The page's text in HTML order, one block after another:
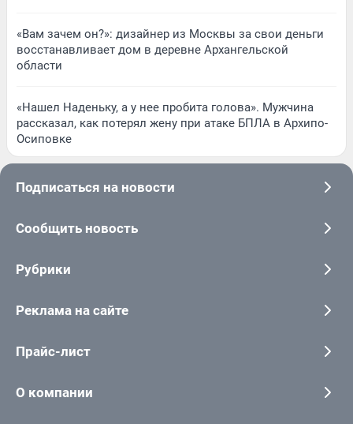
«Вам зачем он?»: дизайнер из Москвы за свои деньги
восстанавливает дом в деревне Архангельской
области
«Нашел Наденьку, а у нее пробита голова». Мужчина
рассказал, как потерял жену при атаке БПЛА в Архипо-
Осиповке
Подписаться на новости
Сообщить новость
Рубрики
Реклама на сайте
Прайс-лист
О компании